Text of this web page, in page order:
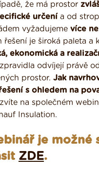
že má prostor
určení a od
vyžadujeme více
řešení je široká paleta a
ekonomická a
odvíjejí právě
prostor. Jak
s ohledem na
na společném
Insulation.
je možné
ZDE.